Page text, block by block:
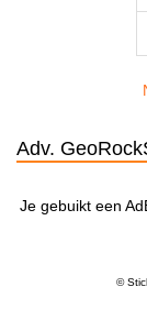
Adv.
Je gebuikt een
©